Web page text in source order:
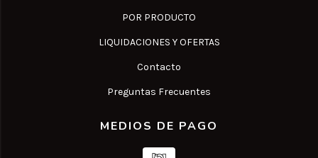
POR PRODUCTO
LIQUIDACIONES Y OFERTAS
Contacto
Preguntas Frecuentes
MEDIOS DE PAGO